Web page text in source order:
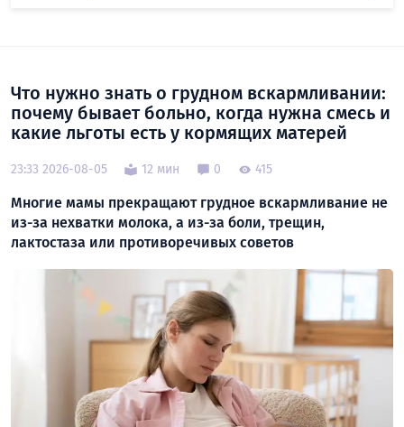
Что нужно знать о грудном вскармливании:
почему бывает больно, когда нужна смесь и
какие льготы есть у кормящих матерей
23:33 2026-08-05 12 мин 0 415
Многие мамы прекращают грудное вскармливание не
из-за нехватки молока, а из-за боли, трещин,
лактостаза или противоречивых советов